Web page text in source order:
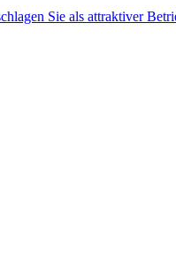
Sie als attraktiver